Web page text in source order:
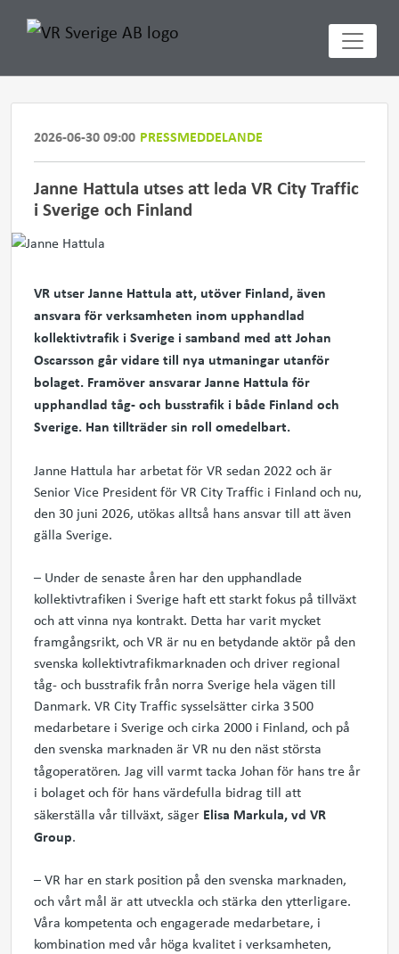
2026-06-30 09:00 PRESSMEDDELANDE
Janne Hattula utses att leda VR City Traffic
i Sverige och Finland
VR utser Janne Hattula att, utöver Finland, även
ansvara för verksamheten inom upphandlad
kollektivtrafik i Sverige i samband med att Johan
Oscarsson går vidare till nya utmaningar utanför
bolaget. Framöver ansvarar Janne Hattula för
upphandlad tåg- och busstrafik i både Finland och
Sverige. Han tillträder sin roll omedelbart.
Janne Hattula har arbetat för VR sedan 2022 och är
Senior Vice President för VR City Traffic i Finland och nu,
den 30 juni 2026, utökas alltså hans ansvar till att även
gälla Sverige.
– Under de senaste åren har den upphandlade
kollektivtrafiken i Sverige haft ett starkt fokus på tillväxt
och att vinna nya kontrakt. Detta har varit mycket
framgångsrikt, och VR är nu en betydande aktör på den
svenska kollektivtrafikmarknaden och driver regional
tåg- och busstrafik från norra Sverige hela vägen till
Danmark. VR City Traffic sysselsätter cirka 3 500
medarbetare i Sverige och cirka 2000 i Finland, och på
den svenska marknaden är VR nu den näst största
tågoperatören. Jag vill varmt tacka Johan för hans tre år
i bolaget och för hans värdefulla bidrag till att
säkerställa vår tillväxt, säger Elisa Markula, vd VR
Group.
– VR har en stark position på den svenska marknaden,
och vårt mål är att utveckla och stärka den ytterligare.
Våra kompetenta och engagerade medarbetare, i
kombination med vår höga kvalitet i verksamheten,